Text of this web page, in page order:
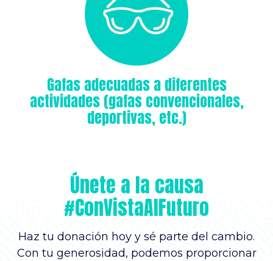
Gafas adecuadas a diferentes
actividades (gafas convencionales,
deportivas, etc.)
Únete a la causa
#ConVistaAlFuturo
Haz tu donación hoy y sé parte del cambio.
Con tu generosidad, podemos proporcionar